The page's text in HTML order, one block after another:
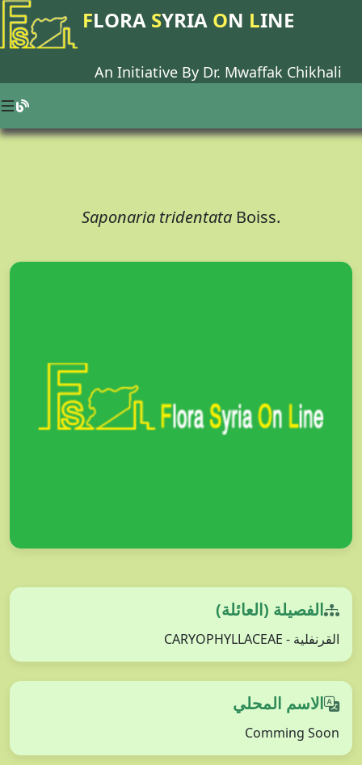
FLORA SYRIA ON LINE
An Initiative By Dr. Mwaffak Chikhali
Saponaria tridentata Boiss.
الفصيلة (العائلة)
القرنفلية - CARYOPHYLLACEAE
الاسم المحلي
Comming Soon